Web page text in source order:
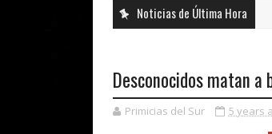
Noticias de Última Hora
Desconocidos matan a
Primicias del Sur 5 years